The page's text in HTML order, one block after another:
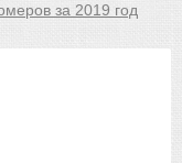
за 2019 год